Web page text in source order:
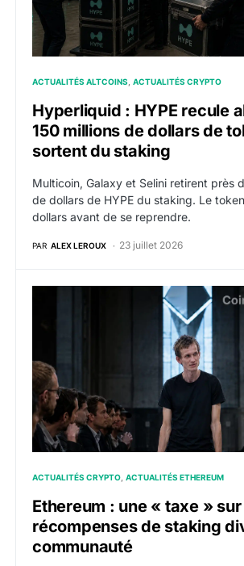
ACTUALITÉS ALTCOINS ACTUALITÉS CRYPTO
Hyperliquid : HYPE recule
150 millions de dollars de
sortent du staking
Multicoin, Galaxy et Selini retirent près
de dollars de HYPE du staking. Le
dollars avant de se reprendre.
PAR ALEX LEROUX 23 juillet 2026
Ethereum : une « taxe » sur les
ACTUALITÉS CRYPTO ACTUALITÉS ETHEREUM
Ethereum : une « taxe »
récompenses de staking
communauté